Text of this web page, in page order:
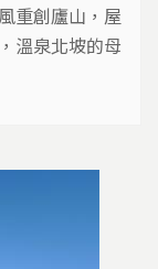
重創廬山，屋
溫泉北坡的母
不斷釋出警
遷？ 遷到